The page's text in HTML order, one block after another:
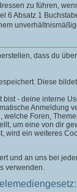
zu führen,
Absatz 1
dass du
Diese
- deine interne
Anmeldung
Foren,
um eine von dir
ein weiteres
und an uns bei
verwenden.